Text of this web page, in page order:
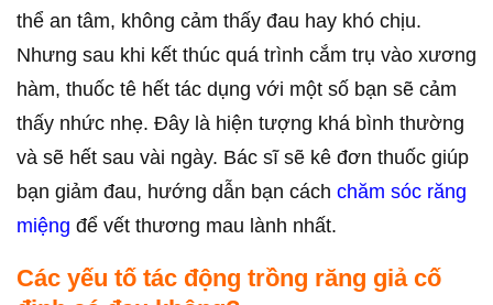
thể an tâm, không cảm thấy đau hay khó chịu.
Nhưng sau khi kết thúc quá trình cắm trụ vào xương
hàm, thuốc tê hết tác dụng với một số bạn sẽ cảm
thấy nhức nhẹ. Đây là hiện tượng khá bình thường
và sẽ hết sau vài ngày. Bác sĩ sẽ kê đơn thuốc giúp
bạn giảm đau, hướng dẫn bạn cách chăm sóc răng
miệng để vết thương mau lành nhất.
Các yếu tố tác động trồng răng giả cố